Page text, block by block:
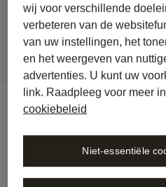
European
wij voor verschillende
verbeteren van de
van uw instellingen, het
en het weergeven van
advertenties. U kunt uw
link. Raadpleeg voor meer
cookiebeleid
Niet-essentiële